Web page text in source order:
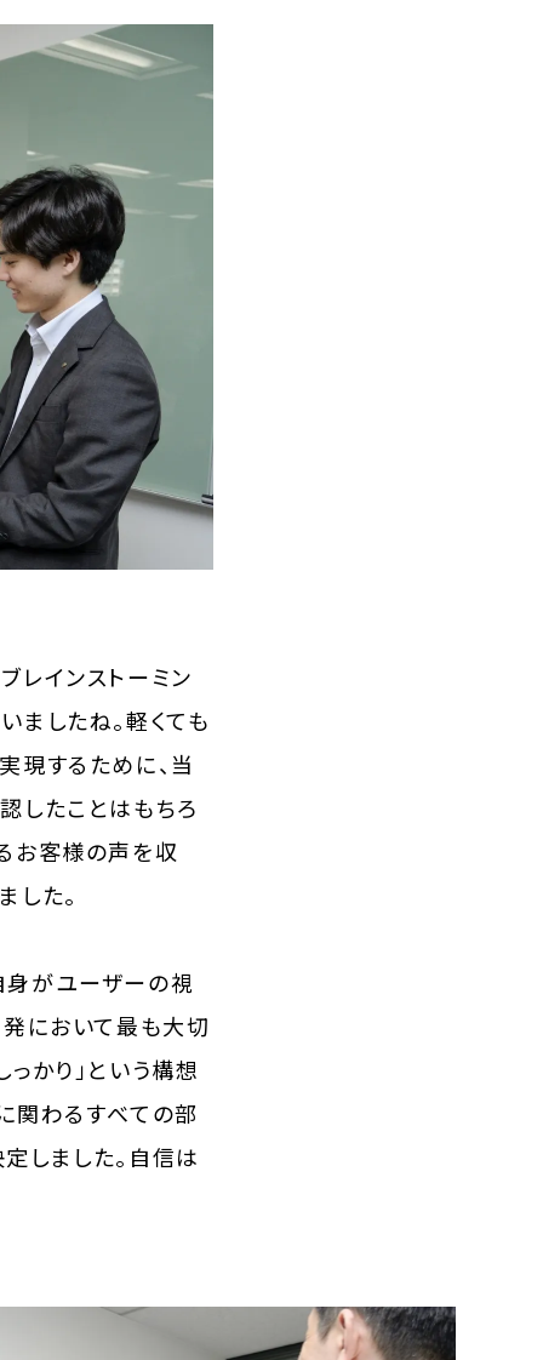
レインストーミン
ましたね。軽くても
現するために、当
したことはもちろ
お客様の声を収
した。
がユーザーの視
発において最も大切
かり」という構想
関わるすべての部
しました。自信は